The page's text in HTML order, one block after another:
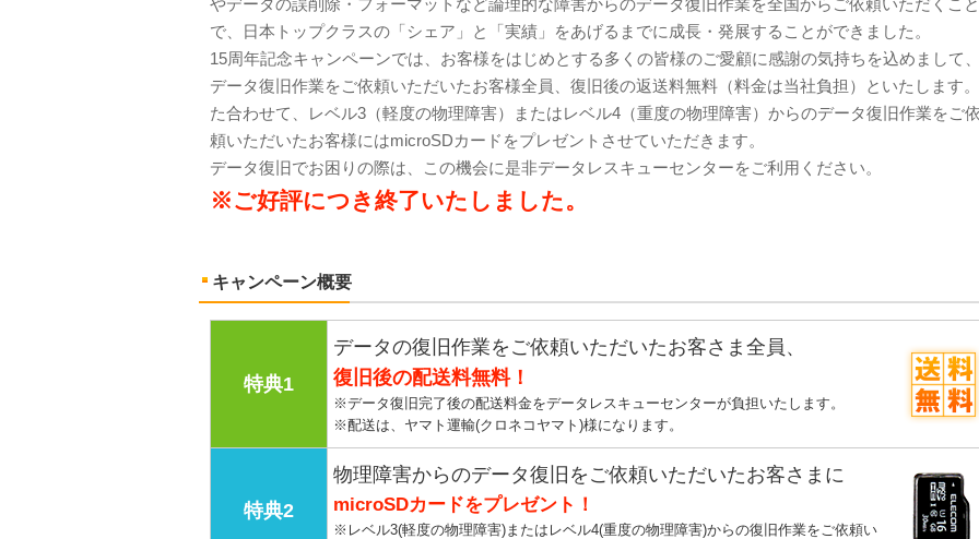
やデータの誤削除・フォーマットなど論理的な障害からのデータ復旧作業を全国からご依頼いただくこと
で、日本トップクラスの「シェア」と「実績」をあげるまでに成長・発展することができました。
15周年記念キャンペーンでは、お客様をはじめとする多くの皆様のご愛顧に感謝の気持ちを込めまして、
データ復旧作業をご依頼いただいたお客様全員、復旧後の返送料無料（料金は当社負担）といたします
た合わせて、レベル3（軽度の物理障害）またはレベル4（重度の物理障害）からのデータ復旧作業をご依
頼いただいたお客様にはmicroSDカードをプレゼントさせていただきます。
データ復旧でお困りの際は、この機会に是非データレスキューセンターをご利用ください。
※ご好評につき終了いたしました。
キャンペーン概要
特典1
データの復旧作業をご依頼いただいたお客さま全員、
復旧後の配送料無料！
※データ復旧完了後の配送料金をデータレスキューセンターが負担いたします。
※配送は、ヤマト運輸(クロネコヤマト)様になります。
特典2
物理障害からのデータ復旧をご依頼いただいたお客さまに
microSDカードをプレゼント！
※レベル3(軽度の物理障害)またはレベル4(重度の物理障害)からの復旧作業をご依頼い